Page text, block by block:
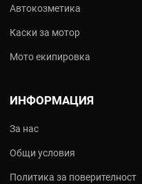
Автокозметика
Каски за мотор
Мото екипировка
ИНФОРМАЦИЯ
За нас
Общи условия
Политика за поверителност